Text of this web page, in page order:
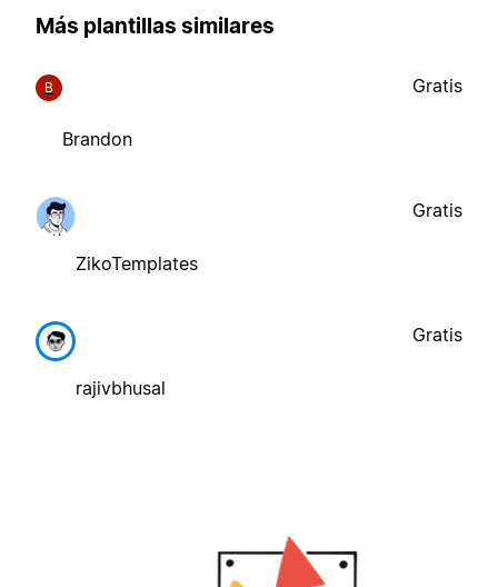
Más plantillas similares
B
Brandon
Gratis
ZikoTemplates
Gratis
rajivbhusal
Gratis